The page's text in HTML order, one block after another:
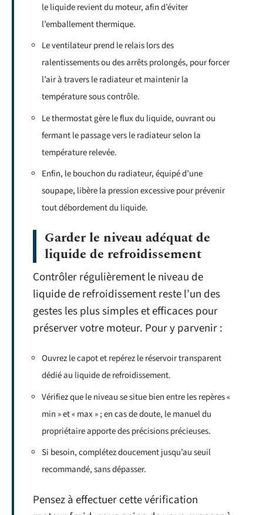
le liquide revient du moteur, afin d’éviter
l’emballement thermique.
Le ventilateur prend le relais lors des
ralentissements ou des arrêts prolongés, pour forcer
l’air à travers le radiateur et maintenir la
température sous contrôle.
Le thermostat gère le flux du liquide, ouvrant ou
fermant le passage vers le radiateur selon la
température relevée.
Enfin, le bouchon du radiateur, équipé d’une
soupape, libère la pression excessive pour prévenir
tout débordement du liquide.
Garder le niveau adéquat de
liquide de refroidissement
Contrôler régulièrement le niveau de
liquide de refroidissement reste l’un des
gestes les plus simples et efficaces pour
préserver votre moteur. Pour y parvenir :
Ouvrez le capot et repérez le réservoir transparent
dédié au liquide de refroidissement.
Vérifiez que le niveau se situe bien entre les repères «
min » et « max » ; en cas de doute, le manuel du
propriétaire apporte des précisions précieuses.
Si besoin, complétez doucement jusqu’au seuil
recommandé, sans dépasser.
Pensez à effectuer cette vérification